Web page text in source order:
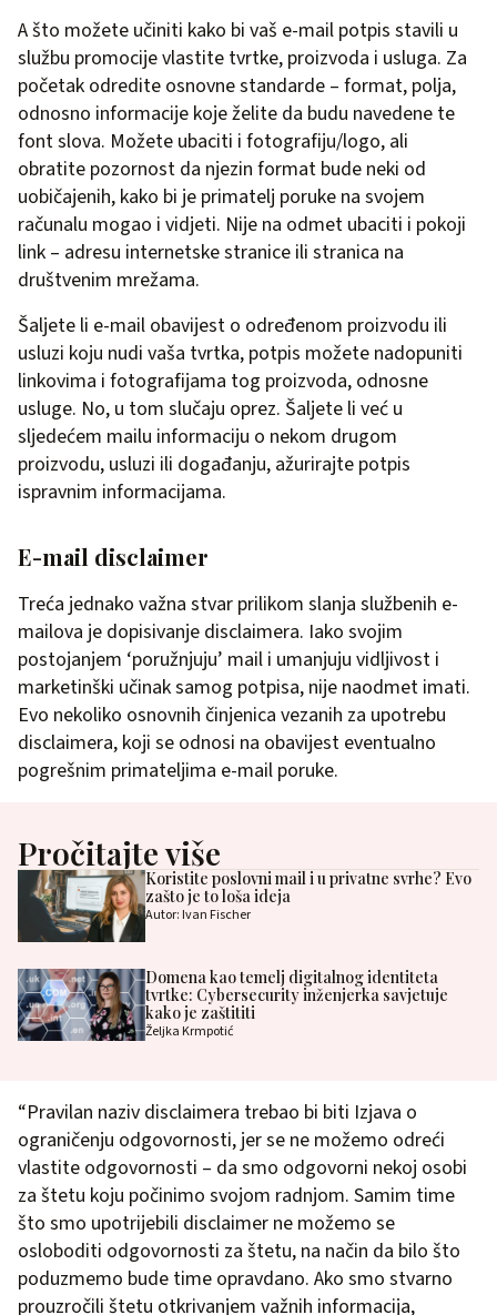
A što možete učiniti kako bi vaš e-mail potpis stavili u
službu promocije vlastite tvrtke, proizvoda i usluga. Za
početak odredite osnovne standarde – format, polja,
odnosno informacije koje želite da budu navedene te
font slova. Možete ubaciti i fotografiju/logo, ali
obratite pozornost da njezin format bude neki od
uobičajenih, kako bi je primatelj poruke na svojem
računalu mogao i vidjeti. Nije na odmet ubaciti i pokoji
link – adresu internetske stranice ili stranica na
društvenim mrežama.
Šaljete li e-mail obavijest o određenom proizvodu ili
usluzi koju nudi vaša tvrtka, potpis možete nadopuniti
linkovima i fotografijama tog proizvoda, odnosne
usluge. No, u tom slučaju oprez. Šaljete li već u
sljedećem mailu informaciju o nekom drugom
proizvodu, usluzi ili događanju, ažurirajte potpis
ispravnim informacijama.
E-mail disclaimer
Treća jednako važna stvar prilikom slanja službenih e-
mailova je dopisivanje disclaimera. Iako svojim
postojanjem ‘poružnjuju’ mail i umanjuju vidljivost i
marketinški učinak samog potpisa, nije naodmet imati.
Evo nekoliko osnovnih činjenica vezanih za upotrebu
disclaimera, koji se odnosi na obavijest eventualno
pogrešnim primateljima e-mail poruke.
Pročitajte više
Koristite poslovni mail i u privatne svrhe? Evo
zašto je to loša ideja
Autor: Ivan Fischer
Domena kao temelj digitalnog identiteta
tvrtke: Cybersecurity inženjerka savjetuje
kako je zaštititi
Željka Krmpotić
“Pravilan naziv disclaimera trebao bi biti Izjava o
ograničenju odgovornosti, jer se ne možemo odreći
vlastite odgovornosti – da smo odgovorni nekoj osobi
za štetu koju počinimo svojom radnjom. Samim time
što smo upotrijebili disclaimer ne možemo se
osloboditi odgovornosti za štetu, na način da bilo što
poduzmemo bude time opravdano. Ako smo stvarno
prouzročili štetu otkrivanjem važnih informacija,